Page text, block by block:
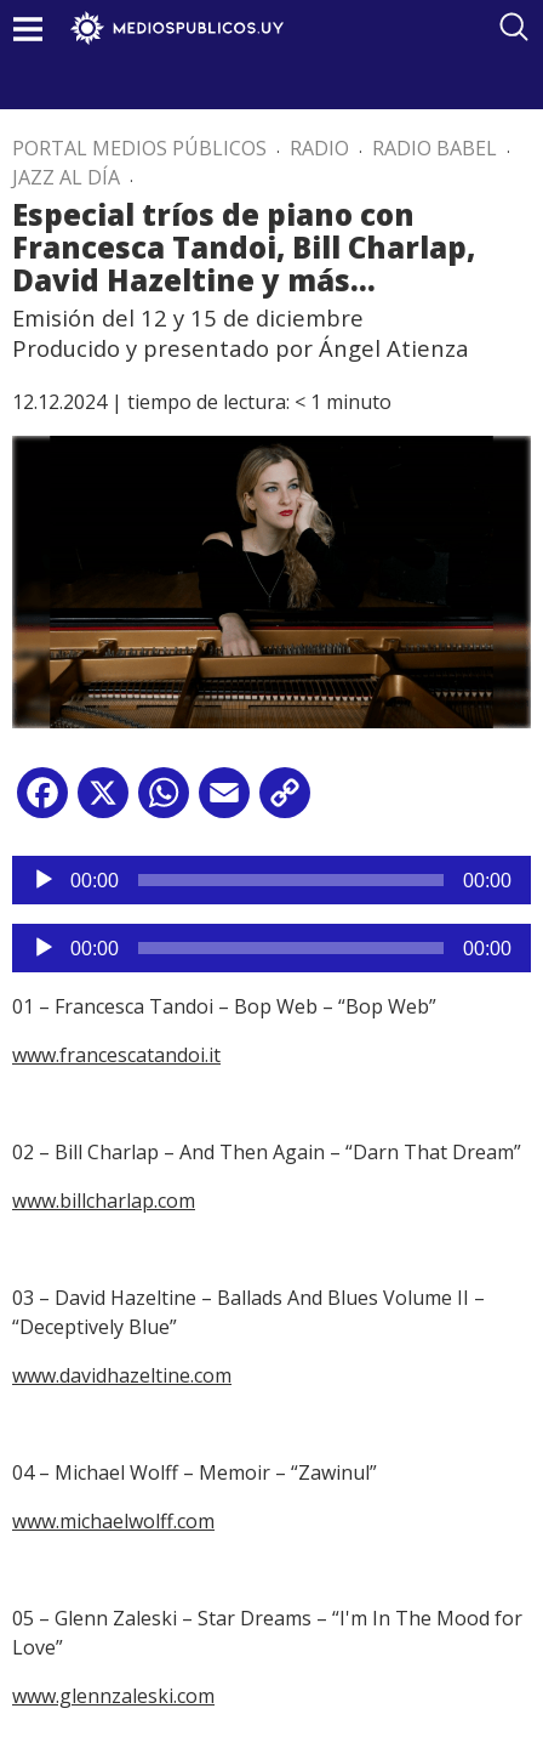
PORTAL MEDIOS PÚBLICOS . RADIO . RADIO BABEL .
JAZZ AL DÍA .
Especial tríos de piano con
Francesca Tandoi, Bill Charlap,
David Hazeltine y más…
Emisión del 12 y 15 de diciembre
Producido y presentado por Ángel Atienza
12.12.2024 | tiempo de lectura: < 1 minuto
Facebook
X WhatsApp
Email
Reproductor
audio
00:00 00:00
Reproductor
de
audio
00:00 00:00
01 – Francesca Tandoi – Bop Web – “Bop Web”
www.francescatandoi.it
02 – Bill Charlap – And Then Again – “Darn That Dream”
www.billcharlap.com
03 – David Hazeltine – Ballads And Blues Volume II –
“Deceptively Blue”
www.davidhazeltine.com
04 – Michael Wolff – Memoir – “Zawinul”
www.michaelwolff.com
05 – Glenn Zaleski – Star Dreams – “I'm In The Mood for
Love”
www.glennzaleski.com